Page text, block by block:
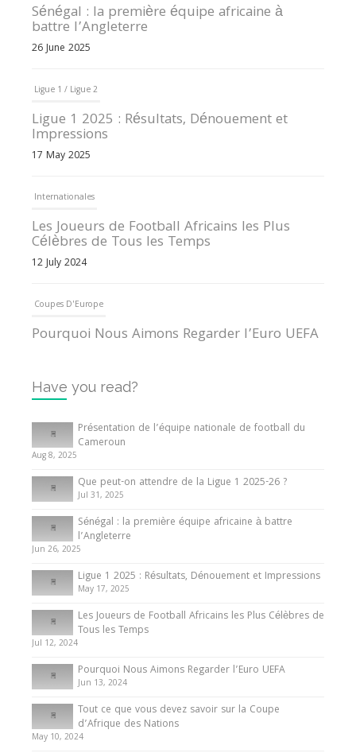
Sénégal : la première équipe africaine à
battre l’Angleterre
26 June 2025
Ligue 1 / Ligue 2
Ligue 1 2025 : Résultats, Dénouement et
Impressions
17 May 2025
Internationales
Les Joueurs de Football Africains les Plus
Célèbres de Tous les Temps
12 July 2024
Coupes D'Europe
Pourquoi Nous Aimons Regarder l’Euro UEFA
Internationales
Tout ce que vous devez savoir sur la Coupe
d’Afrique des Nations
10 May 2024
Internationales
Présentation de l’équipe nationale de football
du Cameroun
8 August 2025
Have you read?
Présentation de l’équipe nationale de football du
Cameroun
Aug 8, 2025
Que peut-on attendre de la Ligue 1 2025-26 ?
Jul 31, 2025
Sénégal : la première équipe africaine à battre
l’Angleterre
Jun 26, 2025
Ligue 1 2025 : Résultats, Dénouement et Impressions
May 17, 2025
Les Joueurs de Football Africains les Plus Célèbres de
Tous les Temps
Jul 12, 2024
Pourquoi Nous Aimons Regarder l’Euro UEFA
Jun 13, 2024
Tout ce que vous devez savoir sur la Coupe
d’Afrique des Nations
May 10, 2024